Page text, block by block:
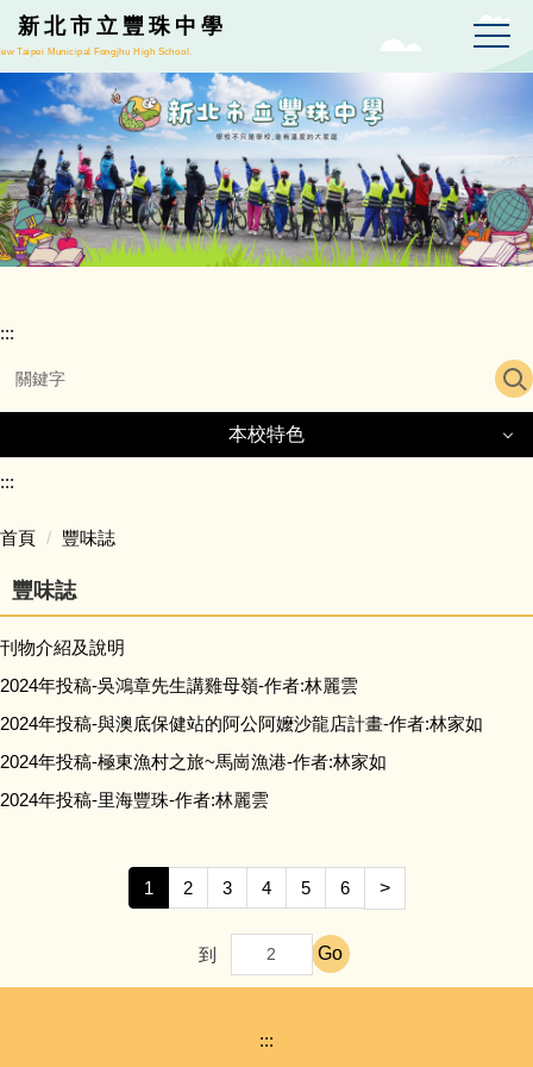
跳
到
主
要
容
區
新北市立豐珠中學
Taipei Municipal Fongjhu High School.
:::
本校特色
教學活動專區
學生事務專區
家庭教育專區
防災教育專區
:::
首頁 豐味誌
豐味誌
刊物介紹及說明
2024年投稿-吳鴻章先生講雞母嶺-作者:林麗雲
2024年投稿-與澳底保健站的阿公阿嬤沙龍店計畫-作者:林家如
2024年投稿-極東漁村之旅~馬崗漁港-作者:林家如
2024年投稿-里海豐珠-作者:林麗雲
1 2 3 4 5 6 >
到 Go
:::